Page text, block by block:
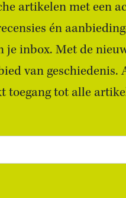
artikelen met een
én
je inbox. Met de
van geschiedenis.
toegang tot alle